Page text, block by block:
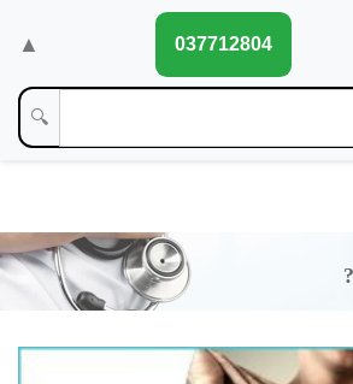
▲ 037712804
🔍